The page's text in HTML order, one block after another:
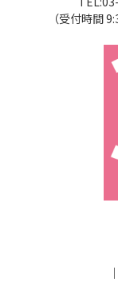
（受付時間